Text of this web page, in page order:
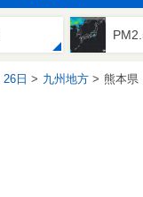
26日 九州地方 熊本県